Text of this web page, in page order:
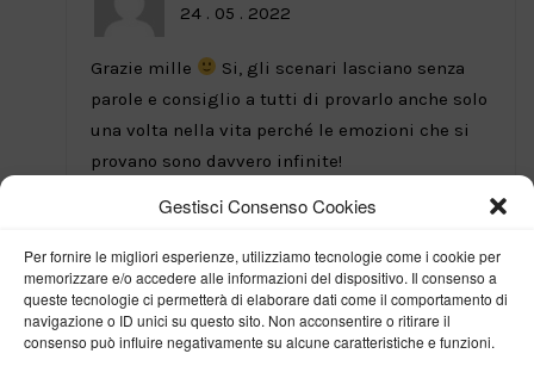
Gestisci Consenso Cookies
Per fornire le migliori esperienze, utilizziamo tecnologie come i cookie per
memorizzare e/o accedere alle informazioni del dispositivo. Il consenso a
queste tecnologie ci permetterà di elaborare dati come il comportamento di
navigazione o ID unici su questo sito. Non acconsentire o ritirare il
consenso può influire negativamente su alcune caratteristiche e funzioni.
24 . 05 . 2022
Grazie mille
Si, gli scenari lasciano senza
parole e consiglio a tutti di provarlo anche solo
una volta nella vita perché le emozioni che si
provano sono davvero infinite!
What do you think?
Il tuo indirizzo email non sarà pubblicato. I campi